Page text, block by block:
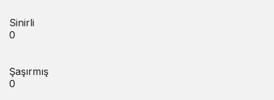
Sinirli
0
Şaşırmış
0